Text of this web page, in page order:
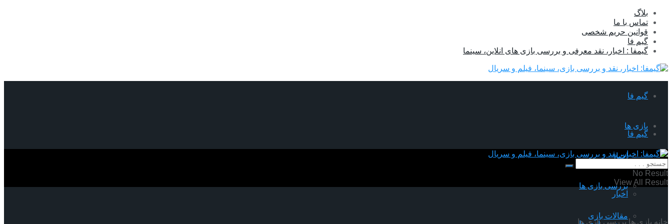
بلاگ
تماس با ما
قوانین حریم شخصی
گیم فا
گیمفا : اخبار، نقد معرفی و بررسی بازی های انلاین، سینما
گیم فا
بازی ها
اخبار
بررسی بازی ها
مقالات بازی
گیم فا
بازی ها
اخبار
No Result
View All Result
خانه بازی ها بررسی بازی ها